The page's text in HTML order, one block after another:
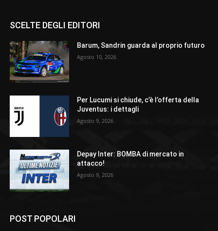
SCELTE DEGLI EDITORI
Barum, Sandrin guarda al proprio futuro
Agosto 10, 2026
Per Lucumi si chiude, c’è l’offerta della
Juventus: i dettagli
Agosto 9, 2026
Depay Inter: BOMBA di mercato in
attacco!
Agosto 9, 2026
POST POPOLARI